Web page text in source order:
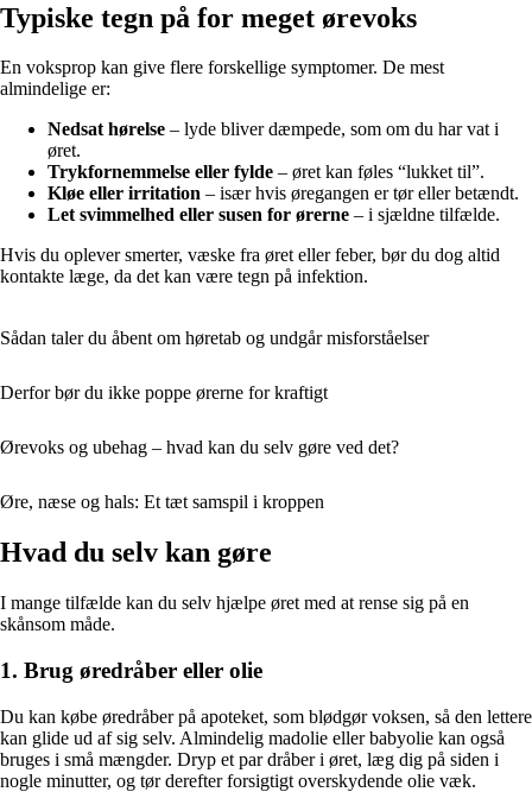
Typiske tegn på for meget ørevoks
En voksprop kan give flere forskellige symptomer. De mest
almindelige er:
Nedsat hørelse – lyde bliver dæmpede, som om du har vat i
øret.
Trykfornemmelse eller fylde – øret kan føles “lukket til”.
Kløe eller irritation – især hvis øregangen er tør eller betændt.
Let svimmelhed eller susen for ørerne – i sjældne tilfælde.
Hvis du oplever smerter, væske fra øret eller feber, bør du dog altid
kontakte læge, da det kan være tegn på infektion.
Sådan taler du åbent om høretab og undgår misforståelser
Derfor bør du ikke poppe ørerne for kraftigt
Ørevoks og ubehag – hvad kan du selv gøre ved det?
Øre, næse og hals: Et tæt samspil i kroppen
Hvad du selv kan gøre
I mange tilfælde kan du selv hjælpe øret med at rense sig på en
skånsom måde.
1. Brug øredråber eller olie
Du kan købe øredråber på apoteket, som blødgør voksen, så den lettere
kan glide ud af sig selv. Almindelig madolie eller babyolie kan også
bruges i små mængder. Dryp et par dråber i øret, læg dig på siden i
nogle minutter, og tør derefter forsigtigt overskydende olie væk.